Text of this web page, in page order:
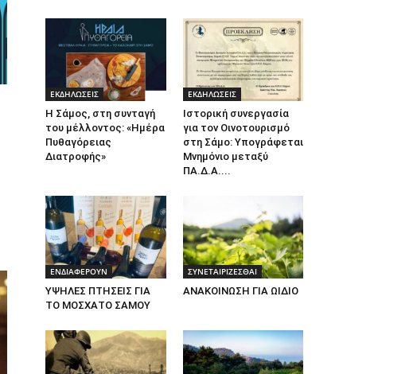
ΕΚΔΗΛΩΣΕΙΣ
Η Σάμος, στη συνταγή
του μέλλοντος: «Ημέρα
Πυθαγόρειας
Διατροφής»
ΕΚΔΗΛΩΣΕΙΣ
Ιστορική συνεργασία
για τον Οινοτουρισμό
στη Σάμο: Υπογράφεται
Μνημόνιο μεταξύ
ΠΑ.Δ.Α....
ΕΝΔΙΑΦΕΡΟΥΝ
ΥΨΗΛΕΣ ΠΤΗΣΕΙΣ ΓΙΑ
ΤΟ ΜΟΣΧΑΤΟ ΣΑΜΟΥ
ΣΥΝΕΤΑΙΡΙΖΕΣΘΑΙ
ΑΝΑΚΟΙΝΩΣΗ ΓΙΑ ΩΙΔΙΟ